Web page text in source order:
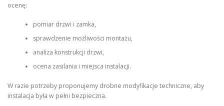
ocenę:
pomiar drzwi i zamka,
sprawdzenie możliwości montażu,
analiza konstrukcji drzwi,
ocena zasilania i miejsca instalacji.
W razie potrzeby proponujemy drobne modyfikacje techniczne, aby
instalacja była w pełni bezpieczna.